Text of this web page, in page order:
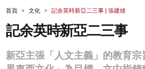
財經
生活
商業
首頁 文化 記余英時新亞二三事 | 張建雄
記余英時新亞二三事
新亞主張「人文主義」的教育